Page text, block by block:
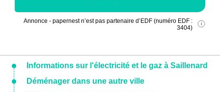
Annonce - papernest n’est pas partenaire d’EDF (numéro EDF :
3404)
Informations sur l'électricité et le gaz à Saillenard
Déménager dans une autre ville